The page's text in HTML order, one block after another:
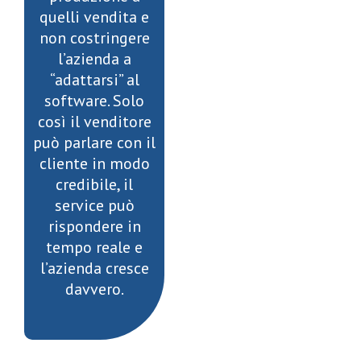
quelli vendita e
non costringere
l’azienda a
“adattarsi” al
software. Solo
così il venditore
può parlare con il
cliente in modo
credibile, il
service può
rispondere in
tempo reale e
l’azienda cresce
davvero.